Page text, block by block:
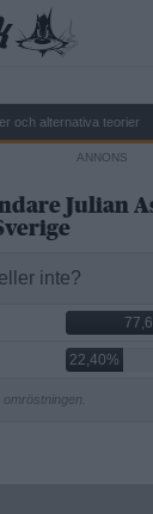
och alternativa teorier
Julian
inte?
22,40%